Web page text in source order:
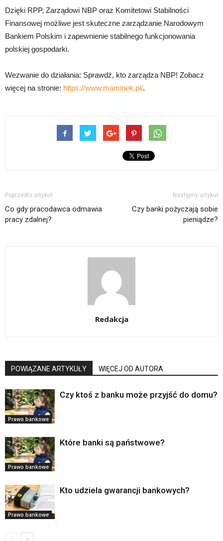
Dzięki RPP, Zarządowi NBP oraz Komitetowi Stabilności
Finansowej możliwe jest skuteczne zarządzanie Narodowym
Bankiem Polskim i zapewnienie stabilnego funkcjonowania
polskiej gospodarki.
Wezwanie do działania: Sprawdź, kto zarządza NBP! Zobacz
więcej na stronie: https://www.maminek.pl/.
Poprzedni artykuł
Co gdy pracodawca odmawia
pracy zdalnej?
Następny artykuł
Czy banki pożyczają sobie
pieniądze?
Redakcja
POWIĄZANE ARTYKUŁY WIĘCEJ OD AUTORA
Prawo bankowe
Czy ktoś z banku może przyjść do domu?
Prawo bankowe
Które banki są państwowe?
Prawo bankowe
Kto udziela gwarancji bankowych?